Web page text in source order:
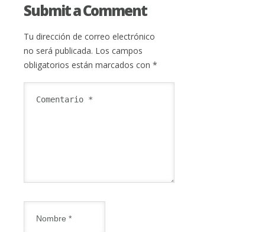
Submit a Comment
Tu dirección de correo electrónico
no será publicada. Los campos
obligatorios están marcados con *